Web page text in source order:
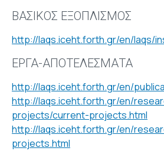
ΒΑΣΙΚΟΣ ΕΞΟΠΛΙΣΜΟΣ
http://laqs.iceht.forth.gr/en/laqs/
ΕΡΓΑ-ΑΠΟΤΕΛΕΣΜΑΤΑ
http://laqs.iceht.forth.gr/en/
http://laqs.iceht.forth.gr/en/
projects/current-projects.html
http://laqs.iceht.forth.gr/en/
projects.html